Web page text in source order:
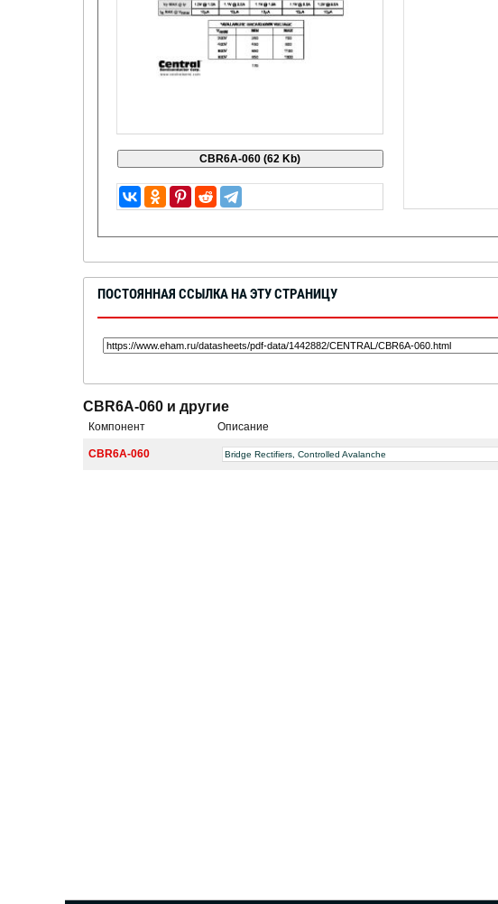
ПОСТОЯННАЯ ССЫЛКА НА ЭТУ СТРАНИЦУ
CBR6A-060 и другие
Компонент Описание
CBR6A-060 Bridge Rectifiers, Controlled Avalanche